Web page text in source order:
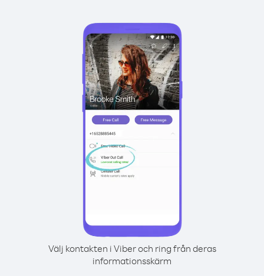
Välj kontakten i Viber och ring från deras
informationsskärm